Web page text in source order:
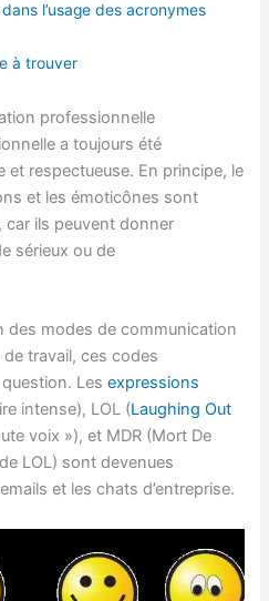
l’usage des acronymes
à trouver
professionnelle
a toujours été
et respectueuse. En principe, le
et les émoticônes sont
car ils peuvent donner
sérieux ou de
des modes de communication
travail, ces codes
Lesexpressions
intense), LOL (Laughing Out
voix »), et MDR (Mort De
LOL) sont devenues
et les chats d’entreprise.